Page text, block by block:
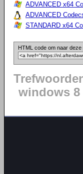
ADVANCED x64
ADVANCED
STANDARD x64
HTML code om naar deze
windows 8